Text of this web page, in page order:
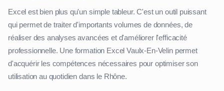
Excel est bien plus qu'un simple tableur. C'est un outil puissant
qui permet de traiter d'importants volumes de données, de
réaliser des analyses avancées et d'améliorer l'efficacité
professionnelle. Une formation Excel Vaulx-En-Velin permet
d'acquérir les compétences nécessaires pour optimiser son
utilisation au quotidien dans le Rhône.